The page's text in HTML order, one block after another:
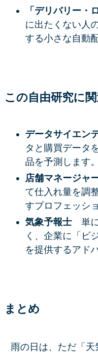
「デリバリー
に出たくない人
する小さな自動
この自由研究に
データサイエン
タと購買データ
品を予測します。
店舗マネージャ
て仕入れ量を調
すプロフェッシ
気象予報士 単
く、企業に「ビ
を提供するアド
まとめ
雨の日は、ただ「